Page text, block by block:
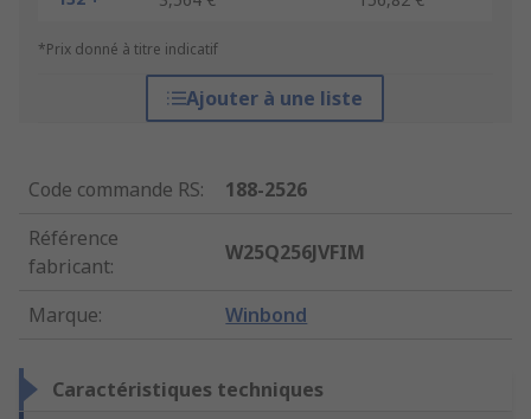
*Prix donné à titre indicatif
Ajouter à une liste
Code commande RS:
188-2526
Référence
fabricant:
W25Q256JVFIM
Marque: Winbond
Caractéristiques techniques